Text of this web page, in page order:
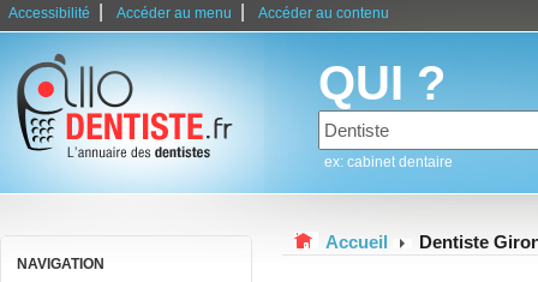
Accessibilité Accéder au menu Accéder au contenu
QUI ?
ex: cabinet dentaire
NAVIGATION
Accueil Dentiste